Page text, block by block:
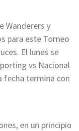
Wanderers y
para este Torneo
El lunes se
vs Nacional
fecha termina con
en un principio